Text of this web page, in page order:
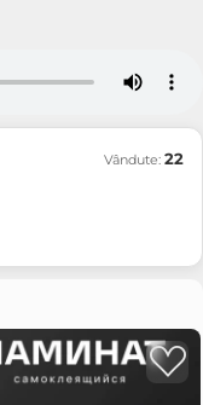
Vândute: 22